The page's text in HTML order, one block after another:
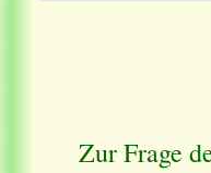
Zur Frage